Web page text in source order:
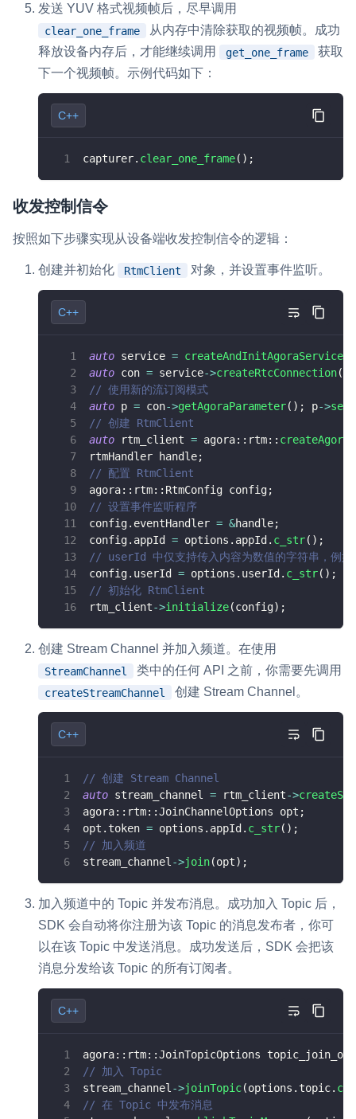
发送 YUV 格式视频帧后，尽早调用
clear_one_frame
从内存中清除获取的视频帧。成功
释放设备内存后，才能继续调用
get_one_frame
获取
下一个视频帧。示例代码如下：
C++
capturer. clear_one_frame( ) ;
收发控制信令
按照如下步骤实现从设备端收发控制信令的逻辑：
创建并初始化 RtmClient 对象，并设置事件监听。
C++
auto service = createAndInitAgoraService
auto con = service->createRtcConnection(
// 使用新的流订阅模式
auto p = con->getAgoraParameter( ) ; p->
// 创建 RtmClient
auto rtm_client = agora:: rtm::
rtmHandler handle;
// 配置 RtmClient
agora:: rtm:: RtmConfig config;
// 设置事件监听程序
config. eventHandler = &handle;
config. appId = options . appId . c_str( ) ;
// userId 中仅支持传入内容为数值的字符串，例
config. userId = options . userId . c_str( ) ;
// 初始化 RtmClient
rtm_client->initialize(config) ;
创建 Stream Channel 并加入频道。在使用
StreamChannel 类中的任何 API 之前，你需要先调用
createStreamChannel 创建 Stream Channel。
C++
// 创建 Stream Channel
auto stream_channel = rtm_client->
agora:: rtm::JoinChannelOptions opt ;
opt . token = options . appId . c_str( ) ;
// 加入频道
stream_channel ->join(opt) ;
加入频道中的 Topic 并发布消息。成功加入 Topic 后，
SDK 会自动将你注册为该 Topic 的消息发布者，你可
以在该 Topic 中发送消息。成功发送后，SDK 会把该
消息分发给该 Topic 的所有订阅者。
C++
agora:: rtm::JoinTopicOptions topic_join_opt
// 加入 Topic
stream_channel ->joinTopic(options . topic.
// 在 Topic 中发布消息